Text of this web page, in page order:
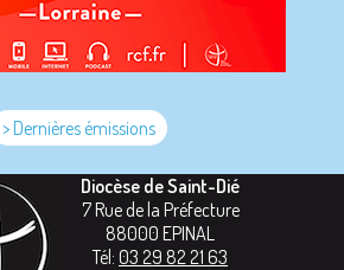
> Dernières émissions
Diocèse de Saint-Dié
7 Rue de la Préfecture
88000 EPINAL
Tél: 03 29 82 21 63